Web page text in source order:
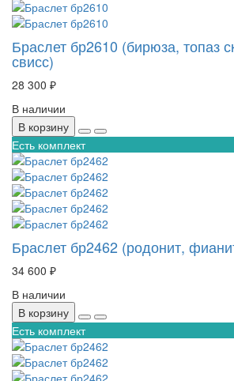
Браслет бр2610 (бирюза, топаз
свисс)
28 300 ₽
В наличии
В корзину
Есть комплект
Браслет бр2462 (родонит,
34 600 ₽
В наличии
В корзину
Есть комплект